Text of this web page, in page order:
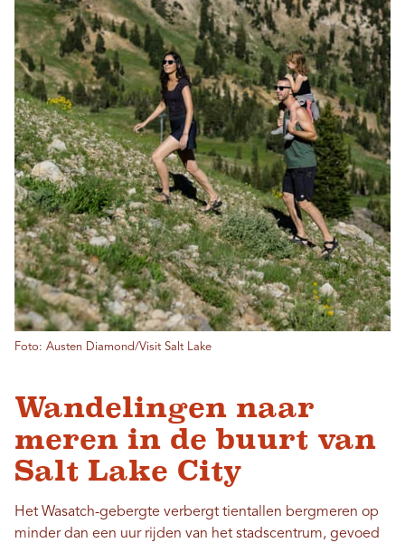
Foto: Austen Diamond/Visit Salt Lake
Wandelingen naar
meren in de buurt van
Salt Lake City
Het Wasatch-gebergte verbergt tientallen bergmeren op
minder dan een uur rijden van het stadscentrum, gevoed